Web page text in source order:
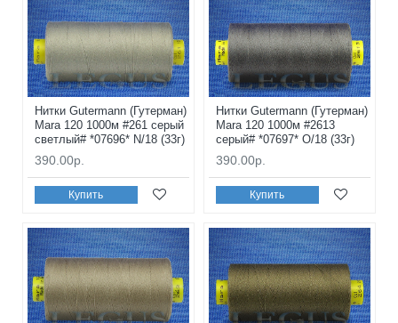
Нитки Gutermann (Гутерман)
Mara 120 1000м #261 серый
светлый# *07696* N/18 (33г)
390.00р.
Купить
Нитки Gutermann (Гутерман)
Mara 120 1000м #2613
серый# *07697* O/18 (33г)
390.00р.
Купить